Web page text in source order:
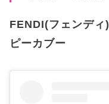
FENDI(フェンディ)
ピーカブー